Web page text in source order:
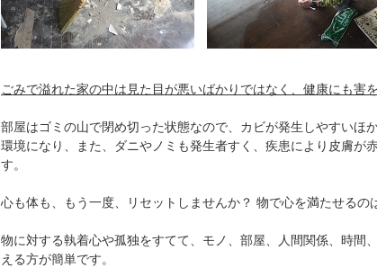
ごみで溢れた家の中は見た目が悪いばかりではなく、健康にも害を
部屋はゴミの山で閉め切った状態なので、カビが発生しやすいほ
環境になり、また、ダニやノミも発生者すく、疾患により皮膚が
す。
心も体も、もう一度、リセットしませんか？ 物で心を満たせるの
物に対する執着心や孤独をすてて、モノ、部屋、人間関係、時間
える方が簡単です。